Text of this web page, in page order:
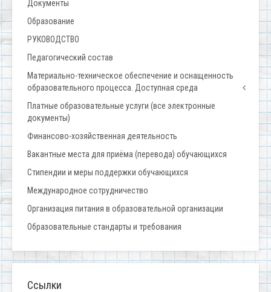
Документы
Образование
РУКОВОДСТВО
Педагогический состав
Материально-техническое обеспечение и оснащенность
образовательного процесса. Доступная среда
Платные образовательные услуги (все электронные
документы)
Финансово-хозяйственная деятельность
Вакантные места для приёма (перевода) обучающихся
Стипендии и меры поддержки обучающихся
Международное сотрудничество
Организация питания в образовательной организации
Образовательные стандарты и требования
Ссылки